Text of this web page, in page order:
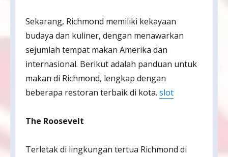
Sekarang, Richmond memiliki kekayaan
budaya dan kuliner, dengan menawarkan
sejumlah tempat makan Amerika dan
internasional. Berikut adalah panduan untuk
makan di Richmond, lengkap dengan
beberapa restoran terbaik di kota. slot
The Roosevelt
Terletak di lingkungan tertua Richmond di